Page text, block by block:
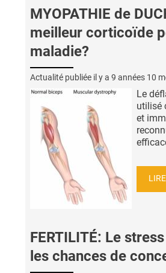
MYOPATHIE de
meilleur corticoïde
maladie?
Actualité publiée il y a 9 années 10
Le
utilisé
et
FERTILITÉ: Le
les chances de